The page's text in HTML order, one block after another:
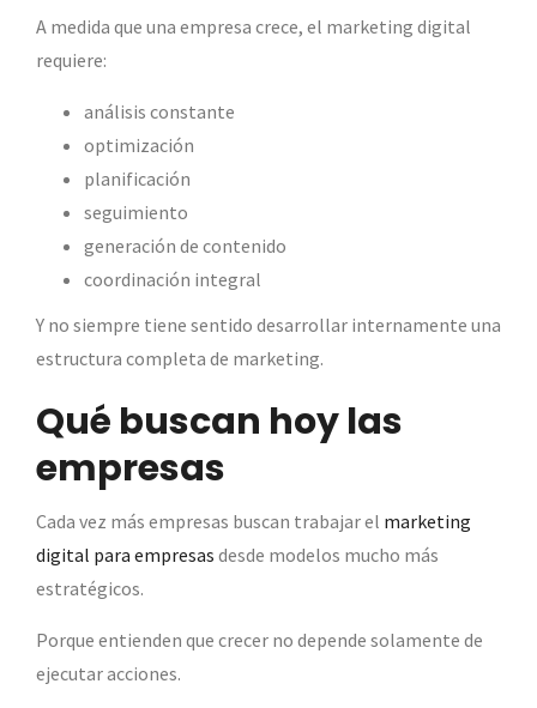
A medida que una empresa crece, el marketing digital
requiere:
análisis constante
optimización
planificación
seguimiento
generación de contenido
coordinación integral
Y no siempre tiene sentido desarrollar internamente una
estructura completa de marketing.
Qué buscan hoy las
empresas
Cada vez más empresas buscan trabajar el marketing
digital para empresas desde modelos mucho más
estratégicos.
Porque entienden que crecer no depende solamente de
ejecutar acciones.